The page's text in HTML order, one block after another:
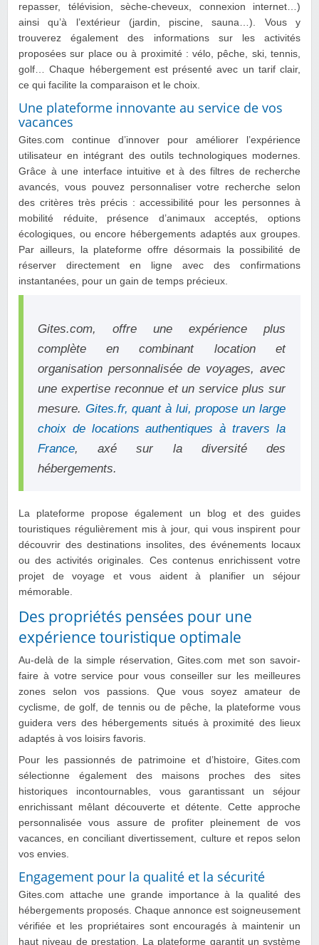
repasser, télévision, sèche-cheveux, connexion internet…)
ainsi qu’à l’extérieur (jardin, piscine, sauna…). Vous y
trouverez également des informations sur les activités
proposées sur place ou à proximité : vélo, pêche, ski, tennis,
golf… Chaque hébergement est présenté avec un tarif clair,
ce qui facilite la comparaison et le choix.
Une plateforme innovante au service de vos
vacances
Gites.com continue d’innover pour améliorer l’expérience
utilisateur en intégrant des outils technologiques modernes.
Grâce à une interface intuitive et à des filtres de recherche
avancés, vous pouvez personnaliser votre recherche selon
des critères très précis : accessibilité pour les personnes à
mobilité réduite, présence d’animaux acceptés, options
écologiques, ou encore hébergements adaptés aux groupes.
Par ailleurs, la plateforme offre désormais la possibilité de
réserver directement en ligne avec des confirmations
instantanées, pour un gain de temps précieux.
Gites.com, offre une expérience plus
complète en combinant location et
organisation personnalisée de voyages, avec
une expertise reconnue et un service plus sur
mesure. Gites.fr, quant à lui, propose un large
choix de locations authentiques à travers la
France, axé sur la diversité des
hébergements.
La plateforme propose également un blog et des guides
touristiques régulièrement mis à jour, qui vous inspirent pour
découvrir des destinations insolites, des événements locaux
ou des activités originales. Ces contenus enrichissent votre
projet de voyage et vous aident à planifier un séjour
mémorable.
Des propriétés pensées pour une
expérience touristique optimale
Au-delà de la simple réservation, Gites.com met son savoir-
faire à votre service pour vous conseiller sur les meilleures
zones selon vos passions. Que vous soyez amateur de
cyclisme, de golf, de tennis ou de pêche, la plateforme vous
guidera vers des hébergements situés à proximité des lieux
adaptés à vos loisirs favoris.
Pour les passionnés de patrimoine et d’histoire, Gites.com
sélectionne également des maisons proches des sites
historiques incontournables, vous garantissant un séjour
enrichissant mêlant découverte et détente. Cette approche
personnalisée vous assure de profiter pleinement de vos
vacances, en conciliant divertissement, culture et repos selon
vos envies.
Engagement pour la qualité et la sécurité
Gites.com attache une grande importance à la qualité des
hébergements proposés. Chaque annonce est soigneusement
vérifiée et les propriétaires sont encouragés à maintenir un
haut niveau de prestation. La plateforme garantit un système